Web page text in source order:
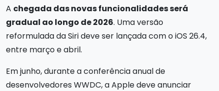
A chegada das novas funcionalidades será
gradual ao longo de 2026. Uma versão
reformulada da Siri deve ser lançada com o iOS 26.4,
entre março e abril.
Em junho, durante a conferência anual de
desenvolvedores WWDC, a Apple deve anunciar